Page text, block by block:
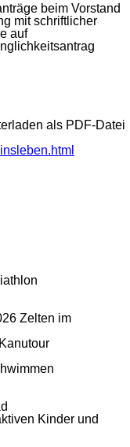
beim Vorstand
mit schriftlicher
auf
als PDF-Datei
Zelten im
Kinder und